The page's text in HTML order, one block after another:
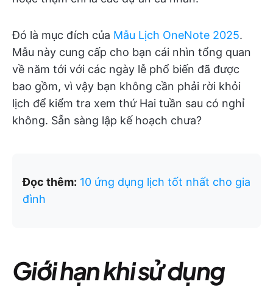
Đó là mục đích của Mẫu Lịch OneNote 2025.
Mẫu này cung cấp cho bạn cái nhìn tổng quan
về năm tới với các ngày lễ phổ biến đã được
bao gồm, vì vậy bạn không cần phải rời khỏi
lịch để kiểm tra xem thứ Hai tuần sau có nghỉ
không. Sẵn sàng lập kế hoạch chưa?
Đọc thêm: 10 ứng dụng lịch tốt nhất cho gia
đình
Giới hạn khi sử dụng